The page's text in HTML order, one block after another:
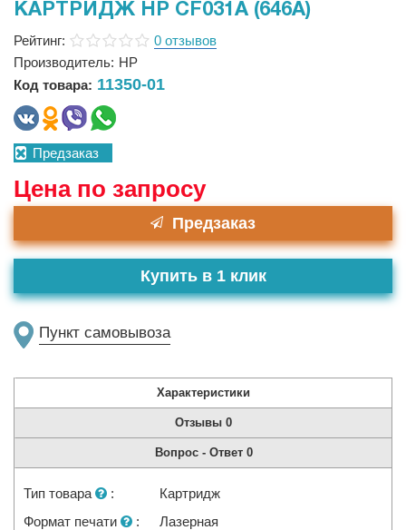
КАРТРИДЖ HP CF031A (646A)
Рейтинг:
0 отзывов
Производитель: HP
Код товара: 11350-01
Предзаказ
Цена по запросу
Предзаказ
Пункт самовывоза
Купить в 1 клик
Характеристики
Отзывы 0
Вопрос - Ответ 0
Тип товара :
Картридж
Формат печати
:
Лазерная